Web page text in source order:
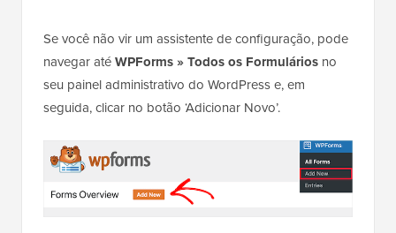
Se você não vir um assistente de configuração, pode
navegar atéWPForms » Todos os Formulários no
seu painel administrativo do WordPress e, em
seguida, clicar no botão ‘Adicionar Novo’.